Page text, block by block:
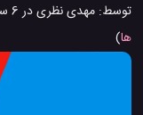
توسط: مهدی نظریدر6 سال پیش
ها)